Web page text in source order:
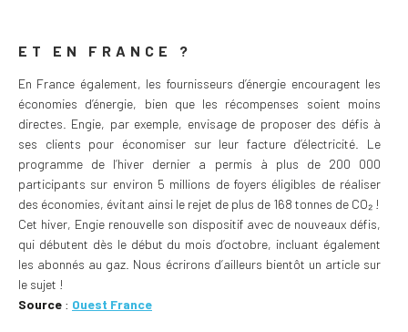
ET EN FRANCE ?
En France également, les fournisseurs d’énergie encouragent les
économies d’énergie, bien que les récompenses soient moins
directes. Engie, par exemple, envisage de proposer des défis à
ses clients pour économiser sur leur facture d’électricité. Le
programme de l’hiver dernier a permis à plus de 200 000
participants sur environ 5 millions de foyers éligibles de réaliser
des économies, évitant ainsi le rejet de plus de 168 tonnes de CO₂ !
Cet hiver, Engie renouvelle son dispositif avec de nouveaux défis,
qui débutent dès le début du mois d’octobre, incluant également
les abonnés au gaz. Nous écrirons d’ailleurs bientôt un article sur
le sujet !
Source : Ouest France